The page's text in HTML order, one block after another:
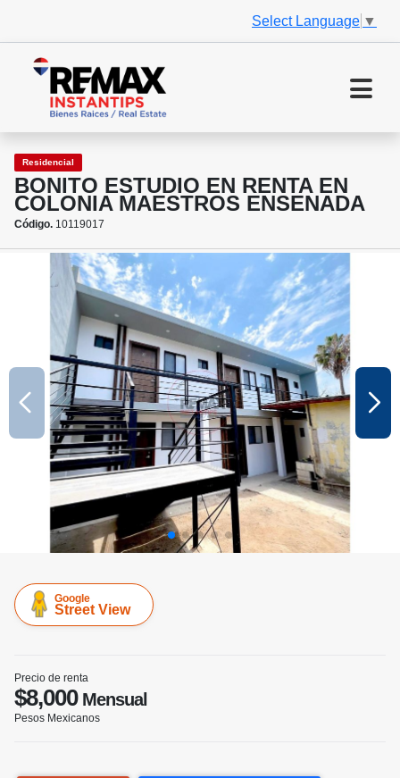
Select Language ▼
Residencial
BONITO ESTUDIO EN RENTA EN
COLONIA MAESTROS ENSENADA
Código. 10119017
Google
Street View
Precio de renta
$8,000Mensual
Pesos Mexicanos